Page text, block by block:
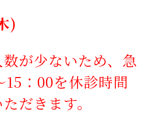
)
が少ないため、急
15：00を休診時間
だきます。